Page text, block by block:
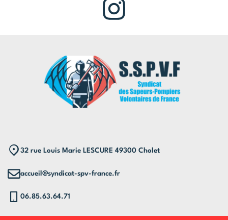
32 rue Louis Marie LESCURE 49300 Cholet
accueil@syndicat-spv-france.fr
06.85.63.64.71